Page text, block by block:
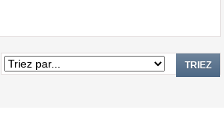
TRIEZ